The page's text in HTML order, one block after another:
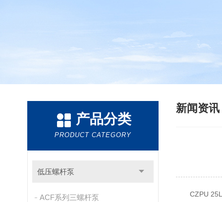
产品分类
PRODUCT CATEGORY
低压螺杆泵
ACF系列三螺杆泵
新闻资讯
CZPU 25L